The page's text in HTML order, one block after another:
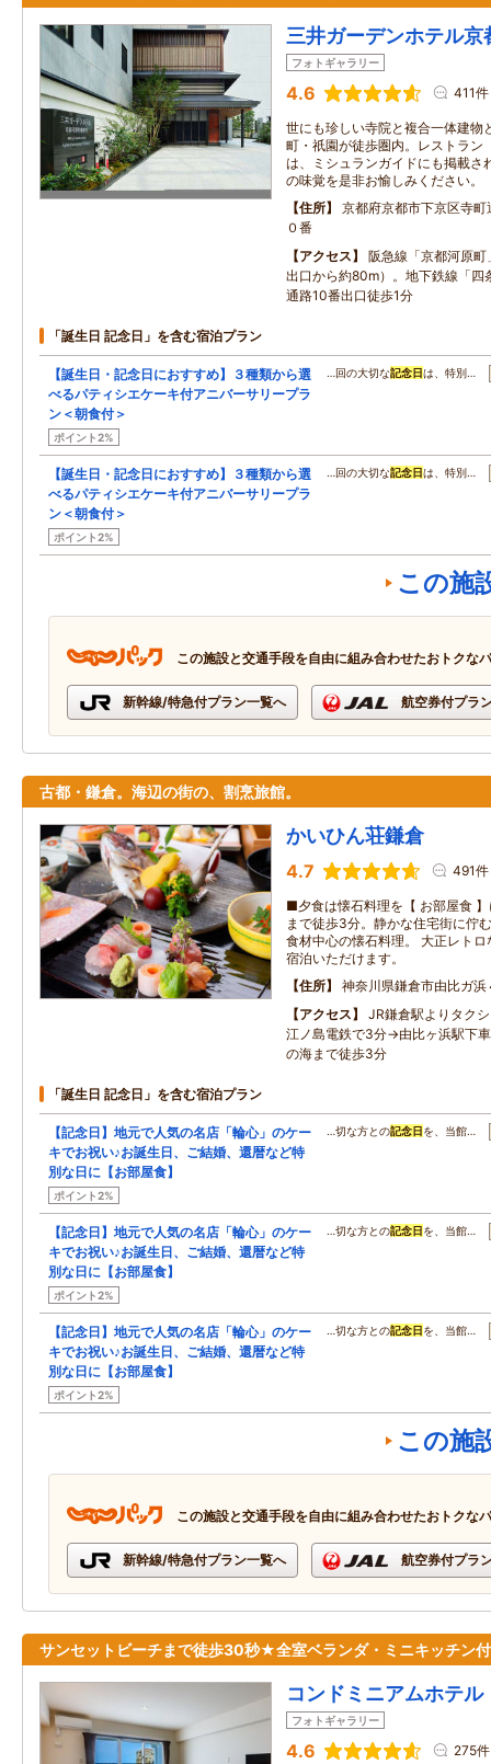
三井ガーデンホテル京
フォトギャラリー
4.6 411件
世にも珍しい寺院と複合一体建物
町・祇園が徒歩圏内。レストラン
は、ミシュランガイドにも掲載さ
の味覚を是非お愉しみください。
住所
京都府京都市下京区寺
０番
アクセス
阪急線「京都河原
出口から約80m）。地下鉄線「四
通路10番出口徒歩1分
「誕生日 記念日」を含む宿泊プラン
【誕生日・記念日におすすめ】３種類から選
べるパティシエケーキ付アニバーサリープラ
ン＜朝食付＞
ポイント2%
…回の大切な記念日は、特別…
【誕生日・記念日におすすめ】３種類から選
べるパティシエケーキ付アニバーサリープラ
ン＜朝食付＞
ポイント2%
…回の大切な記念日は、特別…
この施
この施設と交通手段を自由に組み合わせたおトクな
新幹線/特急付プラン一覧へ 航空券付プラ
古都・鎌倉。海辺の街の、割烹旅館。
かいひん荘鎌倉
4.7 491件
■夕食は懐石料理を【 お部屋食
まで徒歩3分。静かな住宅街に佇
食材中心の懐石料理。 大正レト
宿泊いただけます。
住所
神奈川県鎌倉市由比ガ浜
アクセス
JR鎌倉駅よりタク
江ノ島電鉄で3分→由比ヶ浜駅下
の海まで徒歩3分
「誕生日 記念日」を含む宿泊プラン
【記念日】地元で人気の名店「輪心」のケー
キでお祝い♪お誕生日、ご結婚、還暦など特
別な日に【お部屋食】
ポイント2%
…切な方との記念日 を、当館…
【記念日】地元で人気の名店「輪心」のケー
キでお祝い♪お誕生日、ご結婚、還暦など特
別な日に【お部屋食】
ポイント2%
…切な方との記念日 を、当館…
【記念日】地元で人気の名店「輪心」のケー
キでお祝い♪お誕生日、ご結婚、還暦など特
別な日に【お部屋食】
ポイント2%
…切な方との記念日 を、当館…
この施
この施設と交通手段を自由に組み合わせたおトクな
新幹線/特急付プラン一覧へ 航空券付プラ
サンセットビーチまで徒歩30秒★全室ベランダ・ミニキッチン付
コンドミニアムホテ
フォトギャラリー
4.6 275件